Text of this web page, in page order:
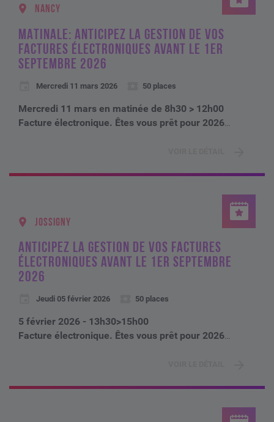
NANCY
MATINALE: ANTICIPEZ LA GESTION DE VOS
FACTURES ÉLECTRONIQUES AVANT LE 1ER
SEPTEMBRE 2026
Mercredi 11 mars 2026 50 places
Mercredi 11 mars en matinée de 8h30 > 12h00
Facture électronique. Êtes vous prêt pour 2026
JOSSIGNY
ANTICIPEZ LA GESTION DE VOS FACTURES
ÉLECTRONIQUES AVANT LE 1ER SEPTEMBRE
2026
Jeudi 05 février 2026 50 places
5 février 2026 - 13h30>15h00
Facture électronique. Êtes vous prêt pour 2026